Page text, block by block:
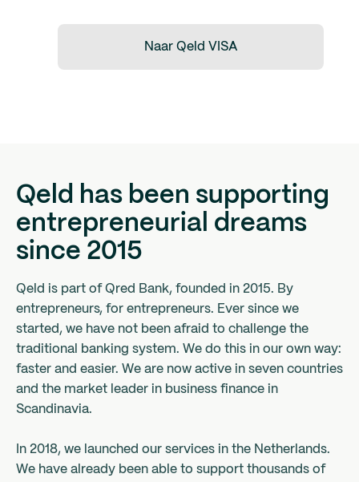
Naar Qeld VISA
Qeld has been supporting
entrepreneurial dreams
since 2015
Qeld is part of Qred Bank, founded in 2015. By
entrepreneurs, for entrepreneurs. Ever since we
started, we have not been afraid to challenge the
traditional banking system. We do this in our own way:
faster and easier. We are now active in seven countries
and the market leader in business finance in
Scandinavia.
In 2018, we launched our services in the Netherlands.
We have already been able to support thousands of